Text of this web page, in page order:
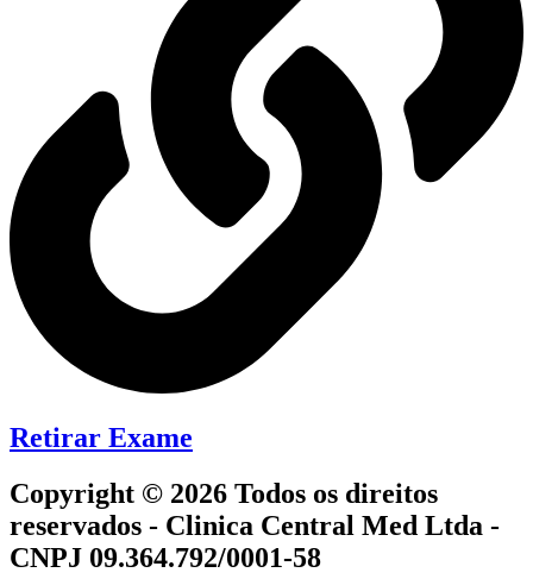
Retirar Exame
Copyright © 2026 Todos os direitos
reservados - Clinica Central Med Ltda -
CNPJ 09.364.792/0001-58